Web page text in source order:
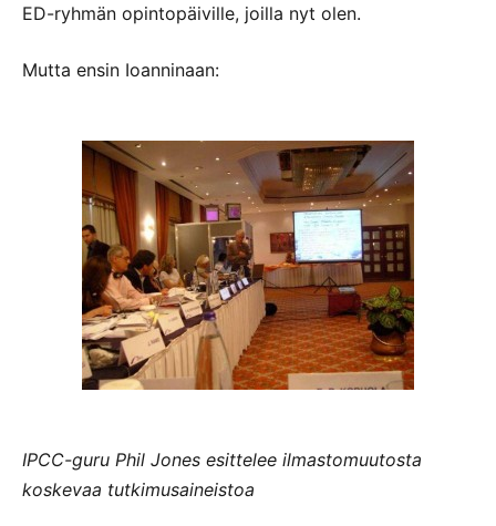
ED-ryhmän opintopäiville, joilla nyt olen.
Mutta ensin Ioanninaan:
IPCC-guru Phil Jones esittelee ilmastomuutosta
koskevaa tutkimusaineistoa